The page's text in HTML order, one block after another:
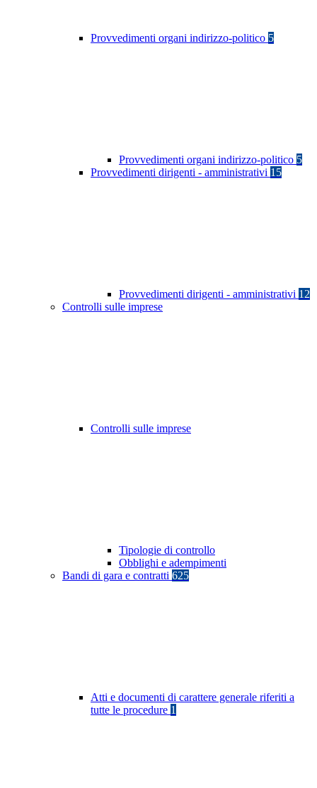
Provvedimenti organi indirizzo-politico 5
Provvedimenti organi indirizzo-politico 5
Provvedimenti dirigenti - amministrativi 15
Provvedimenti dirigenti - amministrativi 12
Controlli sulle imprese
Controlli sulle imprese
Tipologie di controllo
Obblighi e adempimenti
Bandi di gara e contratti 625
Atti e documenti di carattere generale riferiti a
tutte le procedure 1